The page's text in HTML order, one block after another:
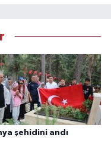
şehidini andı